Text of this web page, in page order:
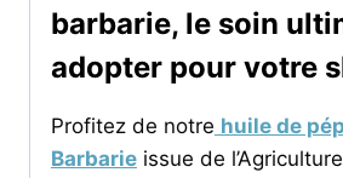
barbarie, le soin
adopter pour votre
Profitez de notre huile de
Barbarie issue de